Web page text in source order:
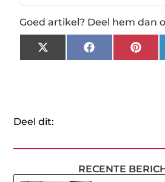
Goed artikel? Deel hem dan
X
(Twitter)
Facebook
Deel dit:
RECENTE